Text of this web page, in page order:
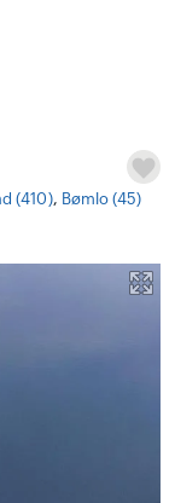
(410), Bømlo (45)